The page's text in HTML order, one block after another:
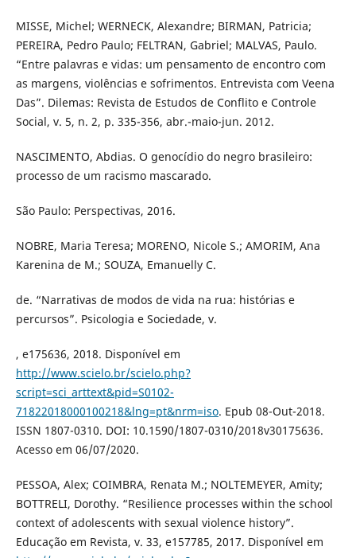
MISSE, Michel; WERNECK, Alexandre; BIRMAN, Patricia;
PEREIRA, Pedro Paulo; FELTRAN, Gabriel; MALVAS, Paulo.
“Entre palavras e vidas: um pensamento de encontro com
as margens, violências e sofrimentos. Entrevista com Veena
Das”. Dilemas: Revista de Estudos de Conflito e Controle
Social, v. 5, n. 2, p. 335-356, abr.-maio-jun. 2012.
NASCIMENTO, Abdias. O genocídio do negro brasileiro:
processo de um racismo mascarado.
São Paulo: Perspectivas, 2016.
NOBRE, Maria Teresa; MORENO, Nicole S.; AMORIM, Ana
Karenina de M.; SOUZA, Emanuelly C.
de. “Narrativas de modos de vida na rua: histórias e
percursos”. Psicologia e Sociedade, v.
, e175636, 2018. Disponível em
http://www.scielo.br/scielo.php?
script=sci_arttext&pid=S0102-
71822018000100218&lng=pt&nrm=iso. Epub 08-Out-2018.
ISSN 1807-0310. DOI: 10.1590/1807-0310/2018v30175636.
Acesso em 06/07/2020.
PESSOA, Alex; COIMBRA, Renata M.; NOLTEMEYER, Amity;
BOTTRELI, Dorothy. “Resilience processes within the school
context of adolescents with sexual violence history”.
Educação em Revista, v. 33, e157785, 2017. Disponível em